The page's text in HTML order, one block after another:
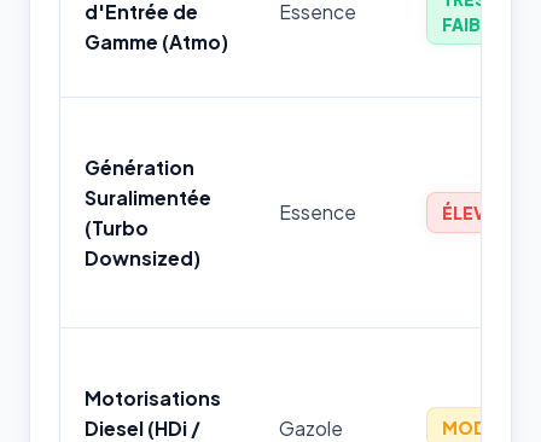
d'Entrée de
Gamme (Atmo)
Essence
FAIBLE
Génération
Suralimentée
(Turbo
Downsized)
Essence ÉLEVÉ
Motorisations
Diesel (HDi /
Gazole MODÉRÉ